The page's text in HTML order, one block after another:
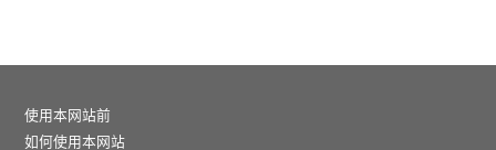
使用本网站前
如何使用本网站